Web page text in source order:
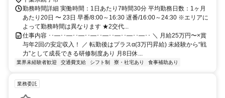
勤務時間詳細 実働時間：1日あたり7時間30分 平均勤務日数：1ヶ月
あたり20日 〜 23日 早番/8:00～16:30 遅番/16:00～24:30 ※エリアに
よって勤務時間は異なります ★2交代...
仕事内容 ･･―･･―･･―･･―･･―･･―･･―･･―･･ ＼ 月給25万円〜×賞
与年2回の安定収入！ ／ 転勤後はプラスα(3万円昇給) 未経験から“戦
力”として成長できる研修制度あり 月8日休...
業界未経験者歓迎 交通費支給 シフト制 寮・社宅あり 食事補助あり
業務委託